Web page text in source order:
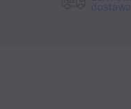
dostawa